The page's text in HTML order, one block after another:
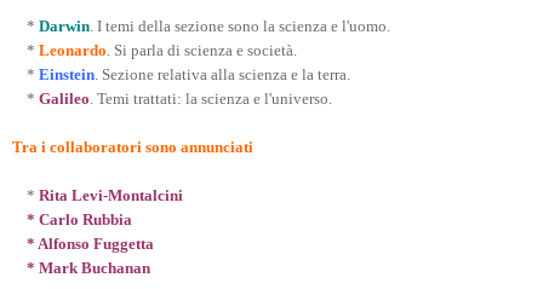
* Darwin . I temi della sezione sono la scienza e l'uomo.
* Leonardo . Si parla di scienza e società.
* Einstein . Sezione relativa alla scienza e la terra.
* Galileo . Temi trattati: la scienza e l'universo.
Tra i collaboratori sono annunciati
* Rita Levi-Montalcini
* Carlo Rubbia
* Alfonso Fuggetta
* Mark Buchanan